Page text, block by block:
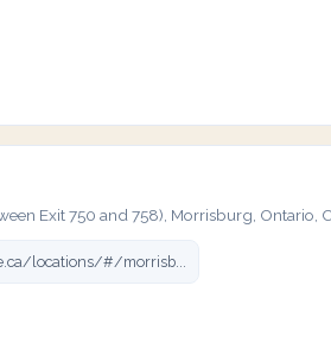
Exit 750 and 758), Morrisburg, Ontario,
locations/#/morrisb...